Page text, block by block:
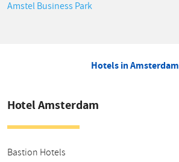
Amstel Business Park
Hotels in Amsterdam
Hotel Amsterdam
Bastion Hotels